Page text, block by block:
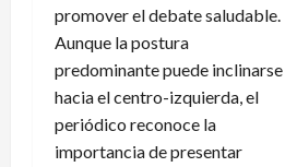
promover el debate saludable.
Aunque la postura
predominante puede inclinarse
hacia el centro-izquierda, el
periódico reconoce la
importancia de presentar